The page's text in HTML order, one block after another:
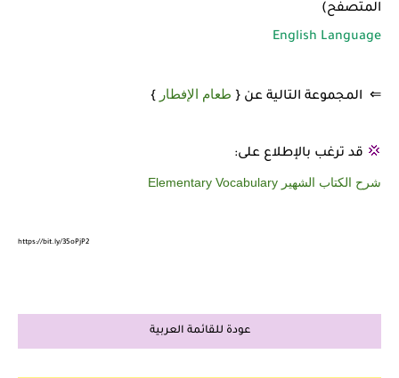
المتصفح)
English Language
⇐ المجموعة التالية عن { طعام الإفطار }
💢 قد ترغب بالإطلاع على:
شرح الكتاب الشهير Elementary Vocabulary
https://bit.ly/35oPjP2
عودة للقائمة العربية